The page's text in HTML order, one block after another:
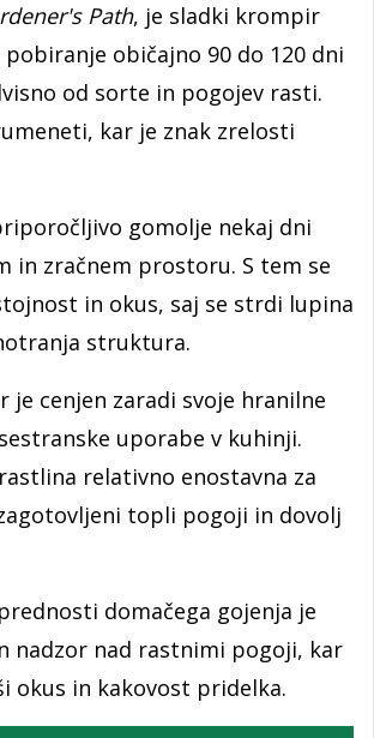
Path, je sladki krompir
običajno 90 do 120 dni
od sorte in pogojev rasti.
kar je znak zrelosti
gomolje nekaj dni
in zračnem prostoru. S tem se
in okus, saj se strdi lupina
struktura.
je cenjen zaradi svoje hranilne
uporabe v kuhinji.
relativno enostavna za
topli pogoji in dovolj
domačega gojenja je
nadzor nad rastnimi pogoji, kar
okus in kakovost pridelka.